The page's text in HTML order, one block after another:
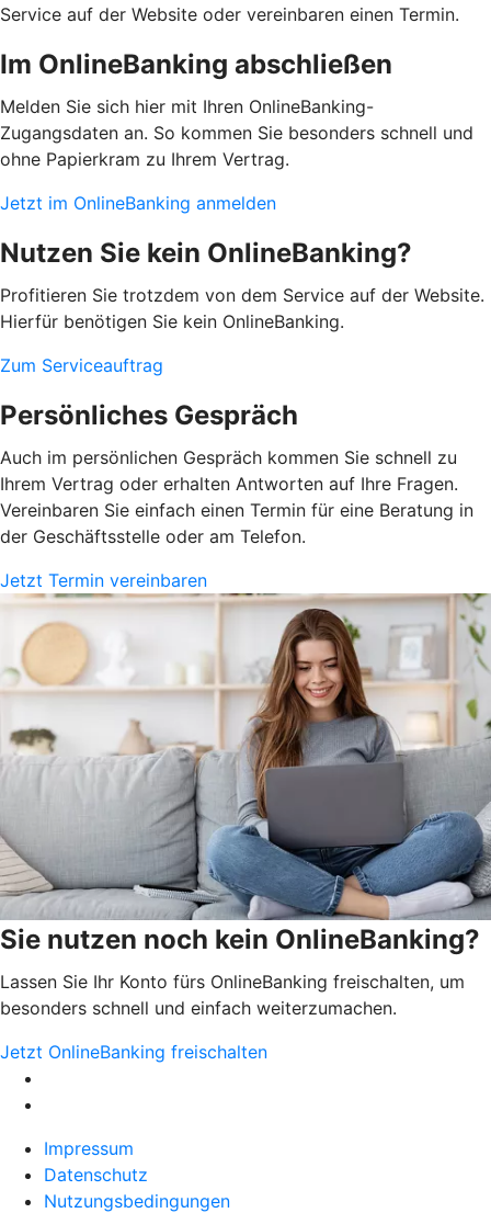
Service auf der Website oder vereinbaren einen Termin.
Im OnlineBanking abschließen
Melden Sie sich hier mit Ihren OnlineBanking-
Zugangsdaten an. So kommen Sie besonders schnell und
ohne Papierkram zu Ihrem Vertrag.
Jetzt im OnlineBanking anmelden
Nutzen Sie kein OnlineBanking?
Profitieren Sie trotzdem von dem Service auf der Website.
Hierfür benötigen Sie kein OnlineBanking.
Zum Serviceauftrag
Persönliches Gespräch
Auch im persönlichen Gespräch kommen Sie schnell zu
Ihrem Vertrag oder erhalten Antworten auf Ihre Fragen.
Vereinbaren Sie einfach einen Termin für eine Beratung in
der Geschäftsstelle oder am Telefon.
Jetzt Termin vereinbaren
Sie nutzen noch kein OnlineBanking?
Lassen Sie Ihr Konto fürs OnlineBanking freischalten, um
besonders schnell und einfach weiterzumachen.
Jetzt OnlineBanking freischalten
Impressum
Datenschutz
Nutzungsbedingungen